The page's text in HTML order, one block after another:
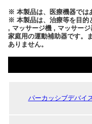
※ 本製品は、医療機器では
※ 本製品は、治療等を目的
, マッサージ機 , マッサー
家庭用の運動補助器です。
ありません。
パーカッシブデバイ